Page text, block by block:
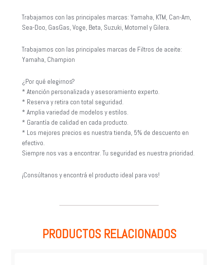
Trabajamos con las principales marcas: Yamaha, KTM, Can-Am,
Sea-Doo, GasGas, Voge, Beta, Suzuki, Motomel y Gilera.
Trabajamos con las principales marcas de Filtros de aceite:
Yamaha, Champion
¿Por qué elegirnos?
* Atención personalizada y asesoramiento experto.
* Reserva y retira con total seguridad.
* Amplia variedad de modelos y estilos.
* Garantía de calidad en cada producto.
* Los mejores precios es nuestra tienda, 5% de descuento en
efectivo.
Siempre nos vas a encontrar. Tu seguridad es nuestra prioridad.
¡Consúltanos y encontrá el producto ideal para vos!
PRODUCTOS RELACIONADOS